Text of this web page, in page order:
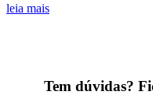
leia mais
Tem dúvidas?